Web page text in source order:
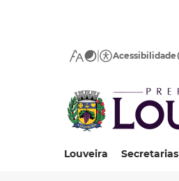
Acessibilidade
Louveira Secretarias